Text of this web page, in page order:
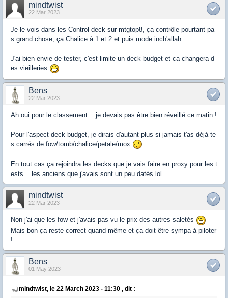
mindtwist
22 Mar 2023
Je le vois dans les Control deck sur mtgtop8, ça contrôle pourtant pa
s grand chose, ça Chalice à 1 et 2 et puis mode inch'allah.
J'ai bien envie de tester, c'est limite un deck budget et ca changera d
es vieilleries
Bens
22 Mar 2023
Ah oui pour le classement... je devais pas être bien réveillé ce matin !
Pour l'aspect deck budget, je dirais d'autant plus si jamais t'as déjà te
s carrés de fow/tomb/chalice/petale/mox
En tout cas ça rejoindra les decks que je vais faire en proxy pour les t
ests... les anciens que j'avais sont un peu datés lol.
mindtwist
22 Mar 2023
Non j'ai que les fow et j'avais pas vu le prix des autres saletés
Mais bon ça reste correct quand même et ça doit être sympa à piloter
!
Bens
01 May 2023
mindtwist, le 22 March 2023 - 11:30 , dit :